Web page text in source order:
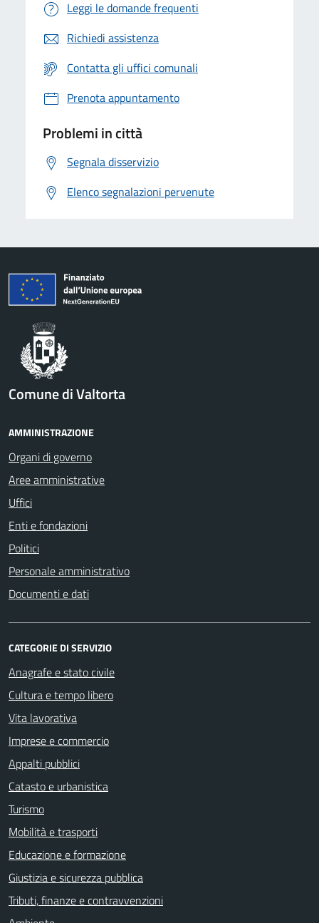
Leggi le domande frequenti
Richiedi assistenza
Contatta gli uffici comunali
Prenota appuntamento
Problemi in città
Segnala disservizio
Elenco segnalazioni pervenute
Comune di Valtorta
AMMINISTRAZIONE
Organi di governo
Aree amministrative
Uffici
Enti e fondazioni
Politici
Personale amministrativo
Documenti e dati
CATEGORIE DI SERVIZIO
Anagrafe e stato civile
Cultura e tempo libero
Vita lavorativa
Imprese e commercio
Appalti pubblici
Catasto e urbanistica
Turismo
Mobilità e trasporti
Educazione e formazione
Giustizia e sicurezza pubblica
Tributi, finanze e contravvenzioni